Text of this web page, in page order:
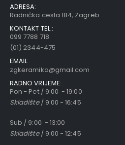
ADRESA:
Radnička cesta 184, Zagreb
KONTAKT TEL.:
099 7788 718
(01) 2344-475
EMAIL:
zgkeramika@gmail.com
RADNO VRIJEME:
Pon - Pet / 9:00 - 19:00
Skladište/ 9:00 - 16:45
Sub / 9:00 - 13:00
Skladište/ 9:00 - 12:45